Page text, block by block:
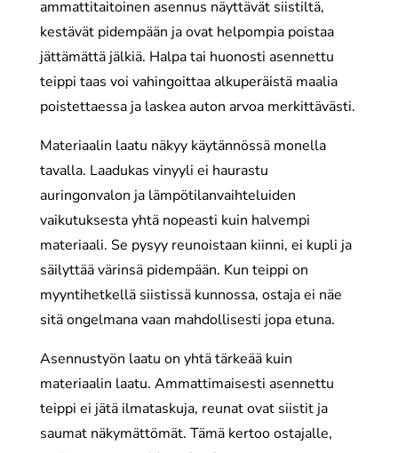
ammattitaitoinen asennus näyttävät siistiltä,
kestävät pidempään ja ovat helpompia poistaa
jättämättä jälkiä. Halpa tai huonosti asennettu
teippi taas voi vahingoittaa alkuperäistä maalia
poistettaessa ja laskea auton arvoa merkittävästi.
Materiaalin laatu näkyy käytännössä monella
tavalla. Laadukas vinyyli ei haurastu
auringonvalon ja lämpötilanvaihteluiden
vaikutuksesta yhtä nopeasti kuin halvempi
materiaali. Se pysyy reunoistaan kiinni, ei kupli ja
säilyttää värinsä pidempään. Kun teippi on
myyntihetkellä siistissä kunnossa, ostaja ei näe
sitä ongelmana vaan mahdollisesti jopa etuna.
Asennustyön laatu on yhtä tärkeää kuin
materiaalin laatu. Ammattimaisesti asennettu
teippi ei jätä ilmataskuja, reunat ovat siistit ja
saumat näkymättömät. Tämä kertoo ostajalle,